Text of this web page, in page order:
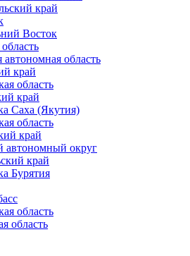
край
Восток
автономная область
край
область
край
Саха (Якутия)
область
край
автономный округ
край
Бурятия
область
область